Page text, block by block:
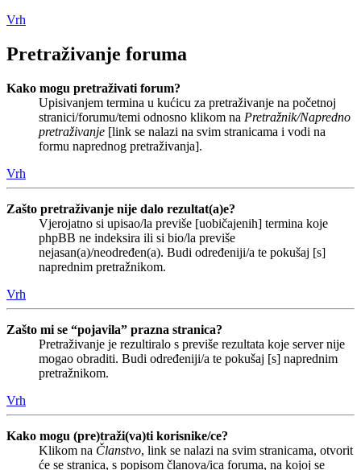
Vrh
Pretraživanje foruma
Kako mogu pretraživati forum?
Upisivanjem termina u kućicu za pretraživanje na početnoj
stranici/forumu/temi odnosno klikom na Pretražnik/Napredno
pretraživanje [link se nalazi na svim stranicama i vodi na
formu naprednog pretraživanja].
Vrh
Zašto pretraživanje nije dalo rezultat(a)e?
Vjerojatno si upisao/la previše [uobičajenih] termina koje
phpBB ne indeksira ili si bio/la previše
nejasan(a)/neodređen(a). Budi određeniji/a te pokušaj [s]
naprednim pretražnikom.
Vrh
Zašto mi se “pojavila” prazna stranica?
Pretraživanje je rezultiralo s previše rezultata koje server nije
mogao obraditi. Budi određeniji/a te pokušaj [s] naprednim
pretražnikom.
Vrh
Kako mogu (pre)traži(va)ti korisnike/ce?
Klikom na Članstvo, link se nalazi na svim stranicama, otvorit
će se stranica, s popisom članova/ica foruma, na kojoj se